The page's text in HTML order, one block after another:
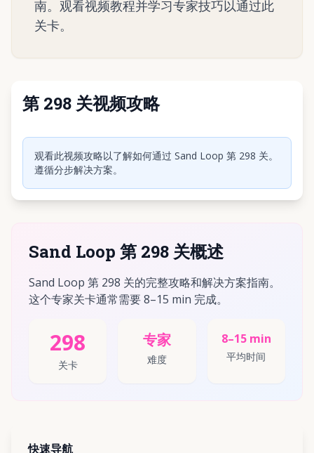
南。观看视频教程并学习专家技巧以通过此
关卡。
第 298 关视频攻略
点击播放视频
观看此视频攻略以了解如何通过 Sand Loop 第 298 关。
遵循分步解决方案。
Sand Loop 第 298 关概述
Sand Loop 第 298 关的完整攻略和解决方案指南。
这个专家关卡通常需要 8–15 min 完成。
298
关卡
专家
难度
8–15 min
平均时间
快速导航